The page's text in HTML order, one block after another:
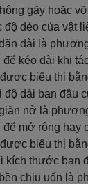
gãy hoặc
độ dẻo của vật
dài là
để kéo dài khi
biểu thị
dài ban đầu
nở là
để mở rộng hay
biểu thị
kích thước ban
chịu uốn là